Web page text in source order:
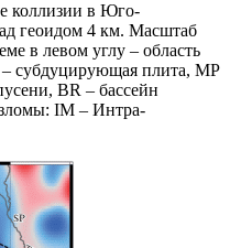
коллизии в Юго-
геоидом 4 км. Масштаб
в левом углу – область
субдуцирующая плита, MP
BR – бассейн
IM – Интра-